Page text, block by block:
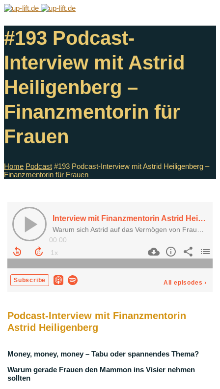
#193 Podcast-
Interview mit Astrid
Heiligenberg –
Finanzmentorin für
Frauen
Home Podcast #193 Podcast-Interview mit Astrid Heiligenberg –
Finanzmentorin für Frauen
Podcast-Interview mit Finanzmentorin
Astrid Heiligenberg
Money, money, money – Tabu oder spannendes Thema?
Warum gerade Frauen den Mammon ins Visier nehmen
sollten